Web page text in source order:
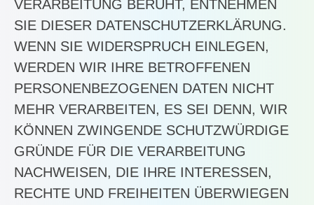
VERARBEITUNG BERUHT, ENTNEHMEN
SIE DIESER DATENSCHUTZERKLÄRUNG.
WENN SIE WIDERSPRUCH EINLEGEN,
WERDEN WIR IHRE BETROFFENEN
PERSONENBEZOGENEN DATEN NICHT
MEHR VERARBEITEN, ES SEI DENN, WIR
KÖNNEN ZWINGENDE SCHUTZWÜRDIGE
GRÜNDE FÜR DIE VERARBEITUNG
NACHWEISEN, DIE IHRE INTERESSEN,
RECHTE UND FREIHEITEN ÜBERWIEGEN